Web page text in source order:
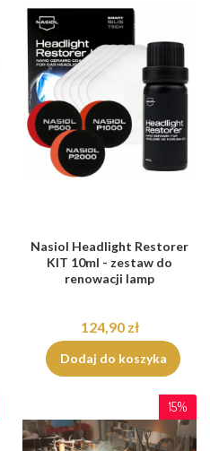
Nasiol Headlight Restorer
KIT 10ml - zestaw do
renowacji lamp
124,90 zł
Dodaj do koszyka
15%